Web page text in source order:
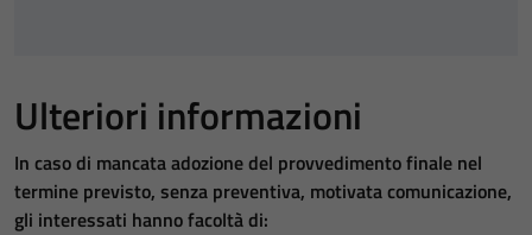
Ulteriori informazioni
In caso di mancata adozione del provvedimento finale nel
termine previsto, senza preventiva, motivata comunicazione,
gli interessati hanno facoltà di: